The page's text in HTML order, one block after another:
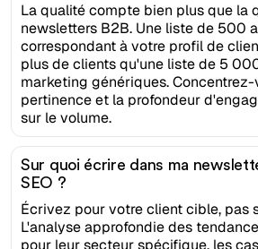
La qualité compte bien plus que la
newsletters B2B. Une liste de 500
correspondant à votre profil de
plus de clients qu'une liste de 5
marketing génériques.
pertinence et la profondeur
sur le volume.
Sur quoi écrire dans ma
SEO ?
Écrivez pour votre client cible, pas
L'analyse approfondie des
pour leur secteur spécifique, les